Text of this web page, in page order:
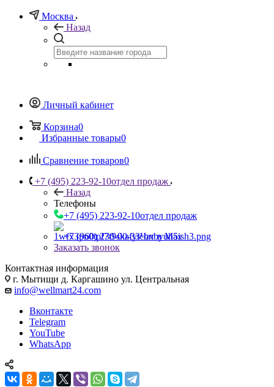
Москва
Назад
Личный кабинет
Корзина0
Избранные товары0
Сравнение товаров0
+7 (495) 223-92-10отдел продаж
Назад
Телефоны
+7 (495) 223-92-10отдел продаж
+7 (960) 230-00-33Чат в Max
Заказать звонок
Контактная информация
г. Мытищи д. Каргашино ул. Центральная
info@wellmart24.com
Вконтакте
Telegram
YouTube
WhatsApp